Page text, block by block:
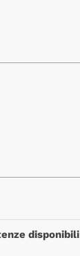
disponibili